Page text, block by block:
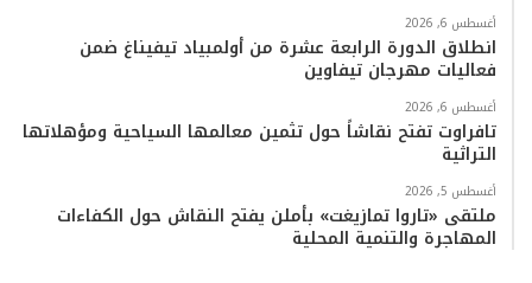
أغسطس 6, 2026
انطلاق الدورة الرابعة عشرة من أولمبياد تيفيناغ ضمن
فعاليات مهرجان تيفاوين
أغسطس 6, 2026
تافراوت تفتح نقاشاً حول تثمين معالمها السياحية ومؤهلاتها
التراثية
أغسطس 5, 2026
ملتقى «تاروا تمازيغت» بأملن يفتح النقاش حول الكفاءات
المهاجرة والتنمية المحلية